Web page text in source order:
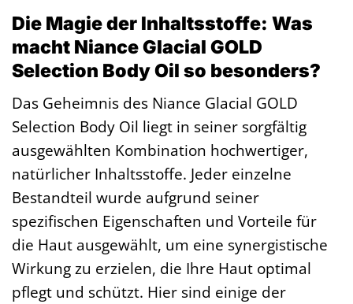
Die Magie der Inhaltsstoffe: Was
macht Niance Glacial GOLD
Selection Body Oil so besonders?
Das Geheimnis des Niance Glacial GOLD
Selection Body Oil liegt in seiner sorgfältig
ausgewählten Kombination hochwertiger,
natürlicher Inhaltsstoffe. Jeder einzelne
Bestandteil wurde aufgrund seiner
spezifischen Eigenschaften und Vorteile für
die Haut ausgewählt, um eine synergistische
Wirkung zu erzielen, die Ihre Haut optimal
pflegt und schützt. Hier sind einige der